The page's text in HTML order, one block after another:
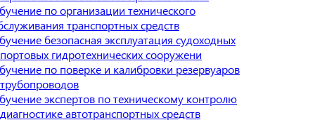
по организации технического
транспортных средств
безопасная эксплуатация судоходных
гидротехнических сооружени
по поверке и калибровки резервуаров
экспертов по техническому контролю
автотранспортных средств